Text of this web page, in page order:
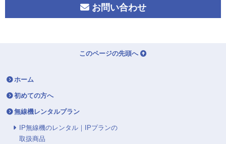
お問い合わせ
このページの先頭へ
ホーム
初めての方へ
無線機レンタルプラン
IP無線機のレンタル｜IPプランの
取扱商品